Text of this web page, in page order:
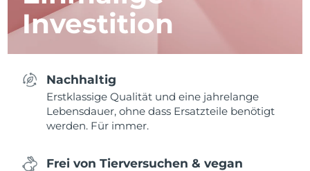
Investition
Nachhaltig
Erstklassige Qualität und eine jahrelange
Lebensdauer, ohne dass Ersatzteile benötigt
werden. Für immer.
Frei von Tierversuchen & vegan